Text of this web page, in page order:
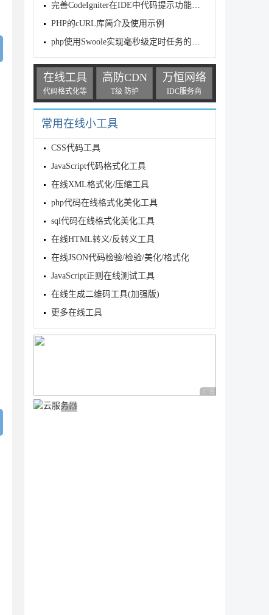
完善CodeIgniter在IDE中代码提示功能的方法
PHP的cURL库简介及使用示例
php使用Swoole实现毫秒级定时任务的方法
在线工具
代码格式化等
高防CDN
T级 防护
万恒网络
IDC服务商
常用在线小工具
CSS代码工具
JavaScript代码格式化工具
在线XML格式化/压缩工具
php代码在线格式化美化工具
sql代码在线格式化美化工具
在线HTML转义/反转义工具
在线JSON代码检验/检验/美化/格式化
JavaScript正则在线测试工具
在线生成二维码工具(加强版)
更多在线工具
广告 商业广告，理性
广告 商业广告，理性选择